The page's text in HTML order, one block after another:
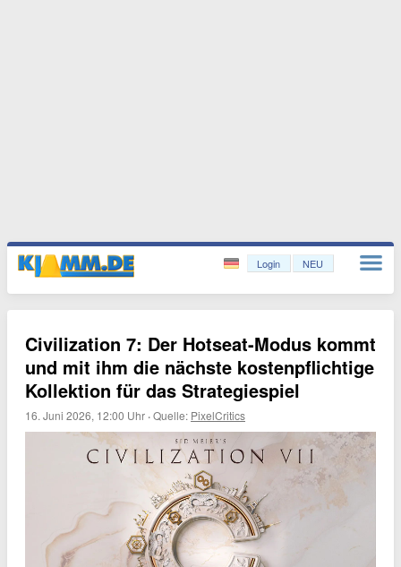
Login NEU
Civilization 7: Der Hotseat-Modus kommt
und mit ihm die nächste kostenpflichtige
Kollektion für das Strategiespiel
16. Juni 2026, 12:00 Uhr ·Quelle: PixelCritics